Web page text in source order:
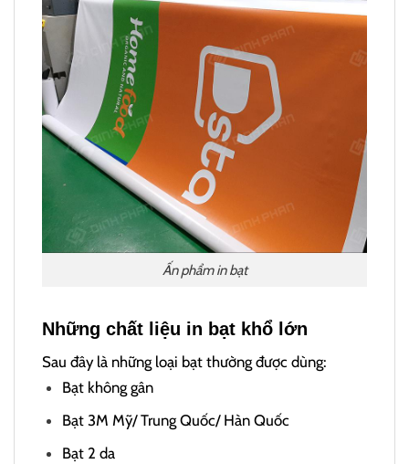
Ấn phẩm in bạt
Những chất liệu in bạt khổ lớn
Sau đây là những loại bạt thường được dùng:
Bạt không gân
Bạt 3M Mỹ/ Trung Quốc/ Hàn Quốc
Bạt 2 da